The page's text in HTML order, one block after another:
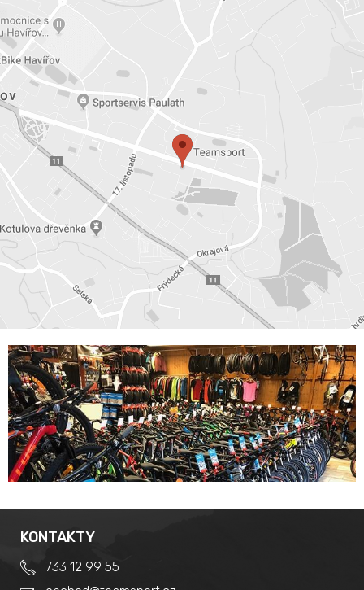
KONTAKTY
733 12 99 55